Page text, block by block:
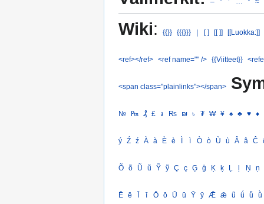
– ” ’ ° ≈
Wiki: {{}} {{{}}} | [ ] [[ ]] [[Luokka:]]
<ref></ref> <ref name="" /> {{Viitteet}}
<span class="plainlinks"></span>
№ ₧ ₰ £ ៛ ₨ ₪ ৳ ₮ ₩ ¥ ♠ ♣ ♥ ♦
ý Ź ź À à È è Ì ì Ò ò Ù ù Â â Ĉ
Õ õ Ũ ũ Ỹ ỹ Ç ç Ģ ģ Ķ ķ Ļ ļ Ņ ņ
Ē ē Ī ī Ō ō Ū ū Ȳ ȳ Ǣ ǣ ǖ ǘ ǚ ǜ